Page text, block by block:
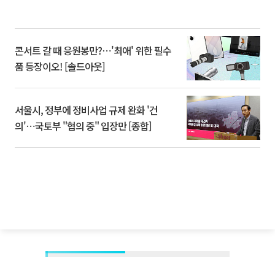
콘서트 갈 때 응원봉만?⋯'최애' 위한 필수
품 등장이오! [솔드아웃]
서울시, 정부에 정비사업 규제 완화 '건
의'⋯국토부 "협의 중" 입장만 [종합]